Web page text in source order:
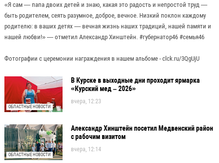
«Я сам — папа двоих детей и знаю, какая это радость и непростой труд —
быть родителем, сеять разумное, доброе, вечное. Низкий поклон каждому
родителю: в ваших детях — вечная жизнь наших традиций, нашей памяти и
нашей любви!» — отметил Александр Хинштейн. #губернатор46 #семья46
Фотографии с церемонии награждения в нашем альбоме - clck.ru/3QgUjU
ОБЛАСТНЫЕ НОВОСТИ
В Курске в выходные дни проходит ярмарка
«Курский мед – 2026»
вчера, 12:23
ОБЛАСТНЫЕ НОВОСТИ
Александр Хинштейн посетил Медвенский район
с рабочим визитом
вчера, 12:14